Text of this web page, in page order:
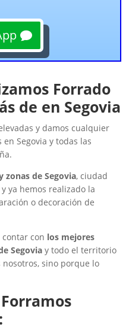
Forrado
de en Segovia
y damos cualquier
Segovia y todas las
de Segovia, ciudad
ya hemos realizado la
o decoración de
con los mejores
Segovia y todo el territorio
sino porque lo